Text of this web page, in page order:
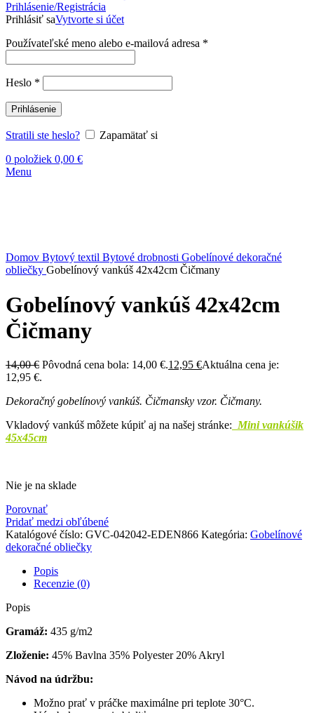
Prihlásenie/Registrácia
Prihlásiť saVytvorte si účet
Používateľské meno alebo e-mailová adresa *
Heslo *
Prihlásenie
Stratili ste heslo?
Zapamätať si
0 položiek 0,00 €
Menu
Domov Bytový textil Bytové drobnosti Gobelínové dekoračné
obliečky Gobelínový vankúš 42x42cm Čičmany
Gobelínový vankúš 42x42cm
Čičmany
14,00€ Pôvodná cena bola: 14,00 €.12,95 €Aktuálna cena je:
12,95 €.
Dekoračný gobelínový vankúš. Čičmansky vzor. Čičmany.
Vkladový vankúš môžete kúpiť aj na našej stránke: Mini vankúšik
45x45cm
Nie je na sklade
Porovnať
Pridať medzi obľúbené
Katalógové číslo: GVC-042042-EDEN866 Kategória: Gobelínové
dekoračné obliečky
Popis
Recenzie (0)
Popis
Gramáž: 435 g/m2
Zloženie: 45% Bavlna 35% Polyester 20% Akryl
Návod na údržbu:
Možno prať v práčke maximálne pri teplote 30°C.